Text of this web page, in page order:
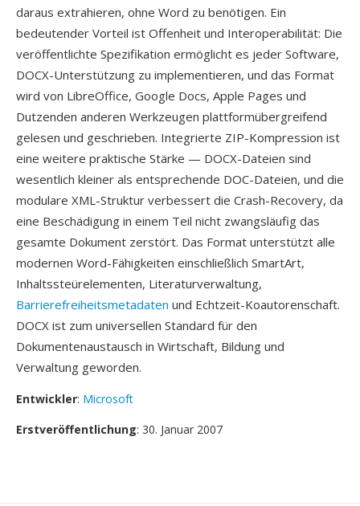
daraus extrahieren, ohne Word zu benötigen. Ein
bedeutender Vorteil ist Offenheit und Interoperabilität: Die
veröffentlichte Spezifikation ermöglicht es jeder Software,
DOCX-Unterstützung zu implementieren, und das Format
wird von LibreOffice, Google Docs, Apple Pages und
Dutzenden anderen Werkzeugen plattformübergreifend
gelesen und geschrieben. Integrierte ZIP-Kompression ist
eine weitere praktische Stärke — DOCX-Dateien sind
wesentlich kleiner als entsprechende DOC-Dateien, und die
modulare XML-Struktur verbessert die Crash-Recovery, da
eine Beschädigung in einem Teil nicht zwangsläufig das
gesamte Dokument zerstört. Das Format unterstützt alle
modernen Word-Fähigkeiten einschließlich SmartArt,
Inhaltssteürelementen, Literaturverwaltung,
Barrierefreiheitsmetadaten und Echtzeit-Koautorenschaft.
DOCX ist zum universellen Standard für den
Dokumentenaustausch in Wirtschaft, Bildung und
Verwaltung geworden.
Entwickler: Microsoft
Erstveröffentlichung: 30. Januar 2007